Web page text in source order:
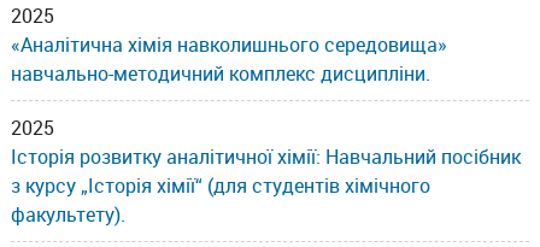
2025
«Аналітична хімія навколишнього середовища»
навчально-методичний комплекс дисципліни.
2025
Історія розвитку аналітичної хімії: Навчальний посібник
з курсу „Історія хімії“ (для студентів хімічного
факультету).